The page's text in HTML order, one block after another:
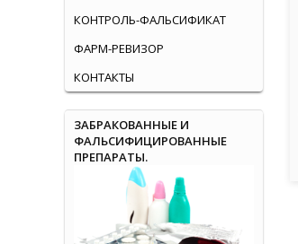
КОНТРОЛЬ-ФАЛЬСИФИКАТ
ФАРМ-РЕВИЗОР
КОНТАКТЫ
ЗАБРАКОВАННЫЕ И
ФАЛЬСИФИЦИРОВАННЫЕ
ПРЕПАРАТЫ.